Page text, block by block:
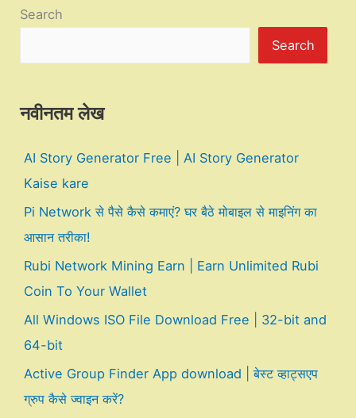
Search
Search
नवीनतम लेख
AI Story Generator Free | AI Story Generator
Kaise kare
Pi Network से पैसे कैसे कमाएं? घर बैठे मोबाइल से माइनिंग का
आसान तरीका!
Rubi Network Mining Earn | Earn Unlimited Rubi
Coin To Your Wallet
All Windows ISO File Download Free | 32-bit and
64-bit
Active Group Finder App download | बेस्ट व्हाट्सएप
ग्रुप कैसे ज्वाइन करें?